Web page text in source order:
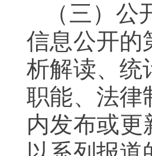
（三）
信息公开的
析解读、统
职能、法律
内发布或更